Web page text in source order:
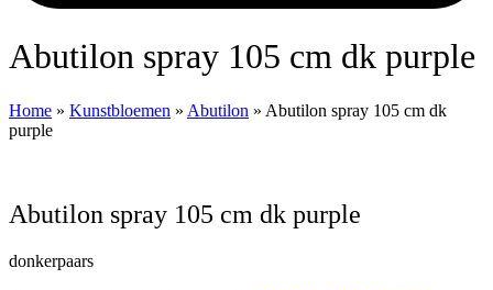
Abutilon spray 105 cm dk purple
Home » Kunstbloemen » Abutilon » Abutilon spray 105 cm dk
purple
Abutilon spray 105 cm dk purple
donkerpaars